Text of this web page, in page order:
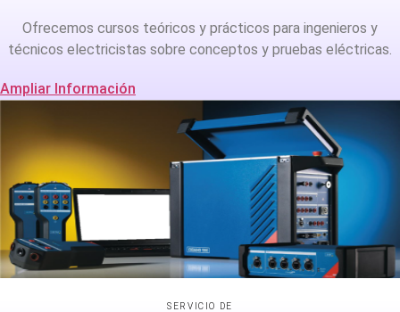
Ofrecemos cursos teóricos y prácticos para ingenieros y
técnicos electricistas sobre conceptos y pruebas eléctricas.
Ampliar Información
SERVICIO DE